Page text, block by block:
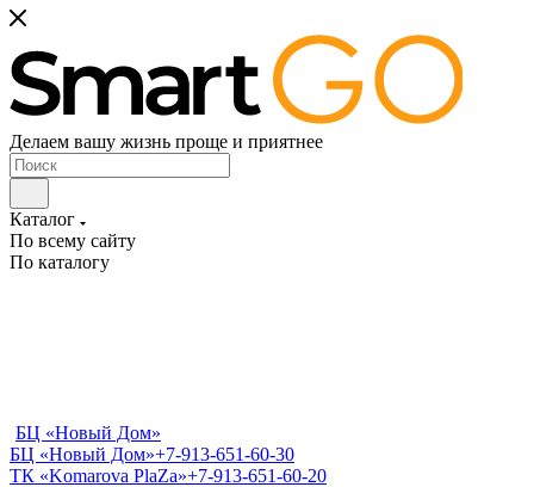
Делаем вашу жизнь проще и приятнее
Каталог
По всему сайту
По каталогу
БЦ «Новый Дом»
БЦ «Новый Дом»+7-913-651-60-30
ТК «Komarova PlaZa»+7-913-651-60-20